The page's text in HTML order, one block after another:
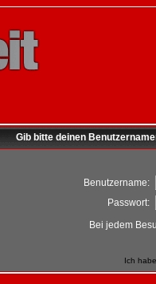
Gib bitte deinen
Benutzername:
Passwort:
Bei jedem
Ich